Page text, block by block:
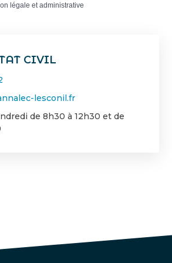
CIVIL
lesconil.fr
de 8h30 à 12h30 et de
légale et administrative